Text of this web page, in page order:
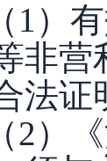
（ 1）
非营
法证
（2）